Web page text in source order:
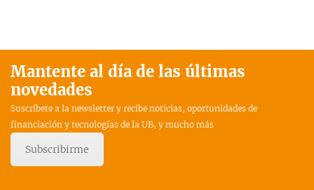
Mantente al día de las últimas
novedades
Suscríbete a la newsletter y recibe noticias, oportunidades de
financiación y tecnologías de la UB, y mucho más
Subscribirme